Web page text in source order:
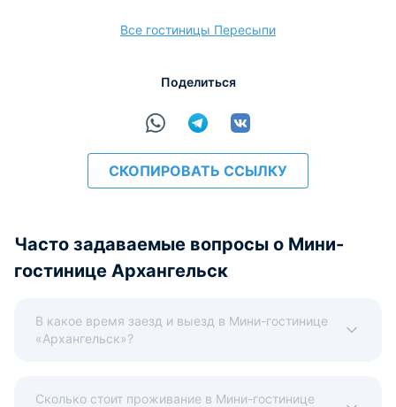
Варианты оплаты, доступные на ресепшене:
Все гостиницы Пересыпи
Поделиться
СКОПИРОВАТЬ ССЫЛКУ
Часто задаваемые вопросы о Мини-
гостинице Архангельск
В какое время заезд и выезд в Мини-гостинице
«Архангельск»?
Сколько стоит проживание в Мини-гостинице